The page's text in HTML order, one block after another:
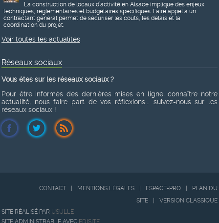
La construction de locaux d’activité en Alsace implique des enjeux
techniques, réglementaires et budgétaires spécifiques. Faire appel à un
contractant général permet de sécuriser les coûts, les délais et la
coordination du projet.
Voir toutes les actualités
Réseaux sociaux
Vous êtes sur les réseaux sociaux ?
Pour être informés des dernières mises en ligne, connaître notre
actualité, nous faire part de vos réflexions... suivez-nous sur les
réseaux sociaux !
CONTACT MENTIONS LÉGALES ESPACE-PRO
PLAN DU
SITE
VERSION CLASSIQUE
SITE RÉALISÉ PAR USULLE
SITE ADMINISTRABLE AVEC EDISITE